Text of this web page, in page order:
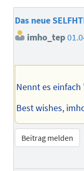
Das neue
imho_tep
Nennt es
Best wishes,
Beitrag melden